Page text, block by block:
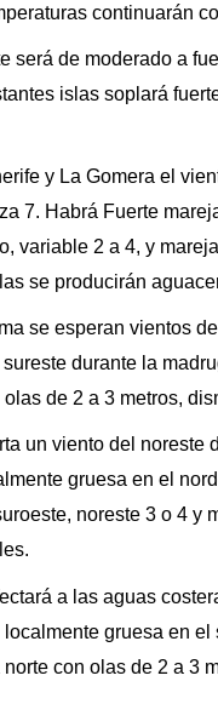
continuarán
será de moderado a
islas soplará
y La Gomera el
7. Habrá Fuerte
variable 2 a 4, y
se producirán
se esperan vientos
durante la
de 2 a 3 metros,
un viento del noreste
gruesa en el
noreste 3 o 4 y
a las aguas
gruesa en
con olas de 2 a 3